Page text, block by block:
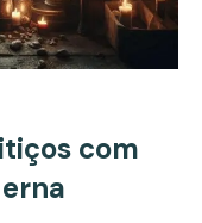
com